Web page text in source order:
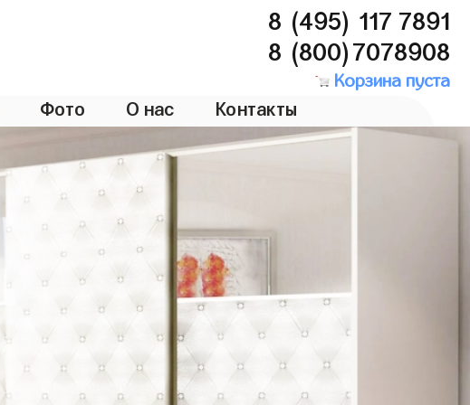
8 (495) 117 7891
8 (800)7078908
Корзина пуста
Фото О нас Контакты